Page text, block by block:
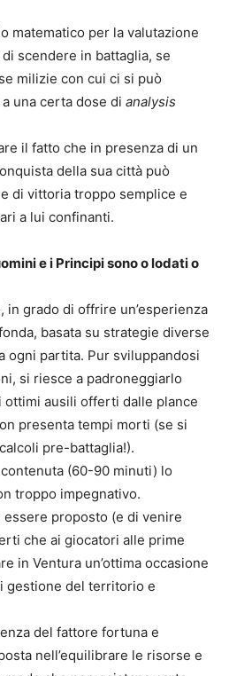
matematico per la valutazione
scendere in battaglia, se
milizie con cui ci si può
una certa dose di analysis
il fatto che in presenza di un
della sua città può
di vittoria troppo semplice e
a lui confinanti.
e i Principi sono o lodati o
in grado di offrire un’esperienza
basata su strategie diverse
ogni partita. Pur sviluppandosi
si riesce a padroneggiarlo
ottimi ausili offerti dalle plance
presenta tempi morti (se si
pre-battaglia!).
(60-90 minuti) lo
troppo impegnativo.
proposto (e di venire
che ai giocatori alle prime
in Ventura un’ottima occasione
gestione del territorio e
del fattore fortuna e
nell’equilibrare le risorse e